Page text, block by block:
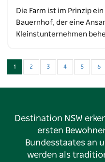
Die Farm ist im Prinzip
Bauernhof, der eine
Kleinstunternehmen
1 2 3 4 5 6
Destination NSW
ersten
Bundesstaates an
werden als